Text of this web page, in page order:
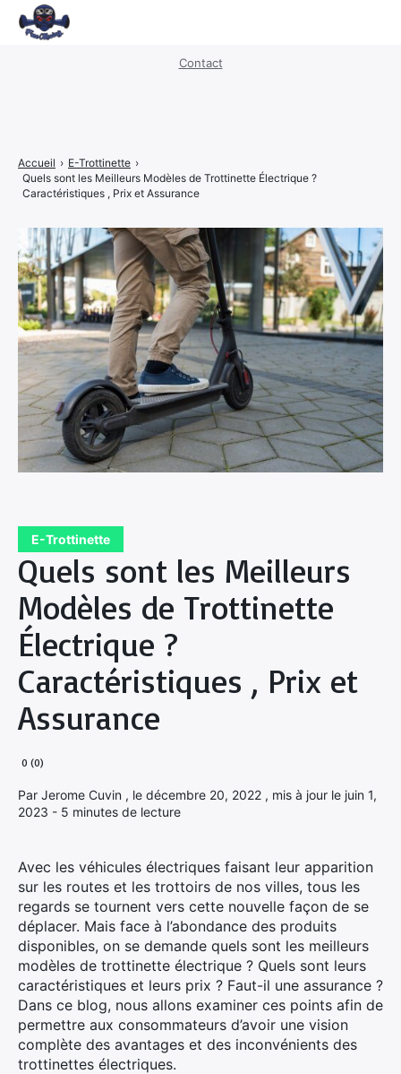
Accueil › E-Trottinette ›
Quels sont les Meilleurs Modèles de Trottinette Électrique ?
Caractéristiques , Prix et Assurance
E-Trottinette
Quels sont les Meilleurs
Modèles de Trottinette
Électrique ?
Caractéristiques , Prix et
Assurance
0 (0)
Par Jerome Cuvin , le décembre 20, 2022 , mis à jour le juin 1,
2023 - 5 minutes de lecture
Avec les véhicules électriques faisant leur apparition
sur les routes et les trottoirs de nos villes, tous les
regards se tournent vers cette nouvelle façon de se
déplacer. Mais face à l’abondance des produits
disponibles, on se demande quels sont les meilleurs
modèles de trottinette électrique ? Quels sont leurs
caractéristiques et leurs prix ? Faut-il une assurance ?
Dans ce blog, nous allons examiner ces points afin de
permettre aux consommateurs d’avoir une vision
complète des avantages et des inconvénients des
trottinettes électriques.
Moto Electrique
Transports
Urban Life
Nouvelles Energies
Contact